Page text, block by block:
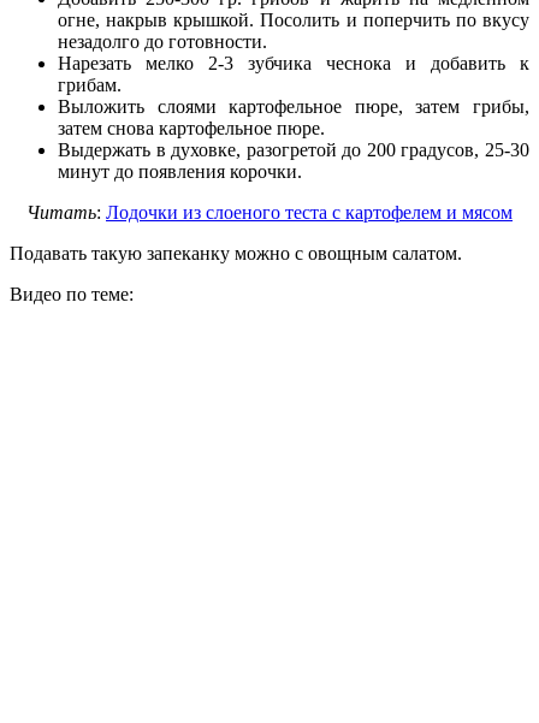
огне, накрыв крышкой. Посолить и поперчить по вкусу
незадолго до готовности.
Нарезать мелко 2-3 зубчика чеснока и добавить к
грибам.
Выложить слоями картофельное пюре, затем грибы,
затем снова картофельное пюре.
Выдержать в духовке, разогретой до 200 градусов, 25-30
минут до появления корочки.
Читать: Лодочки из слоеного теста с картофелем и мясом
Подавать такую запеканку можно с овощным салатом.
Видео по теме: